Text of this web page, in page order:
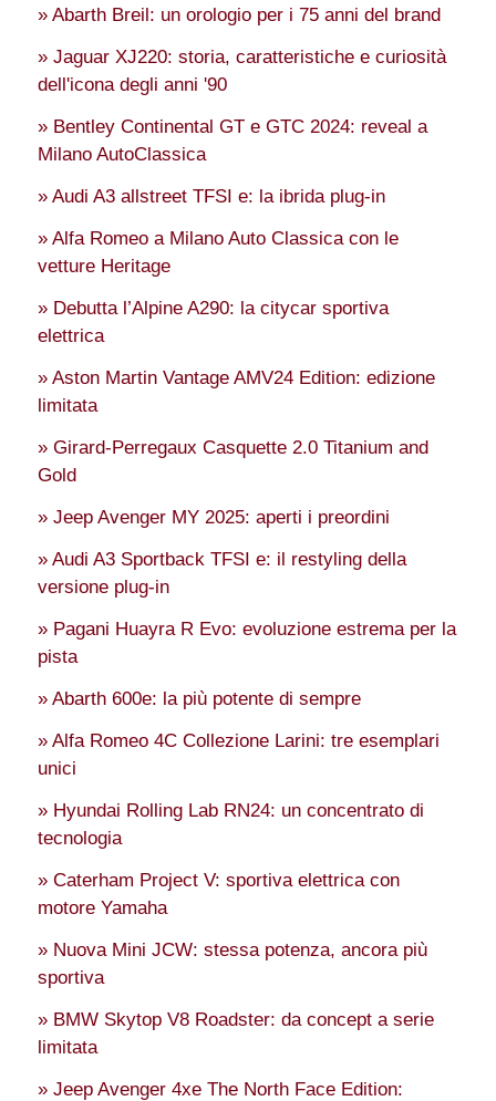
» Abarth Breil: un orologio per i 75 anni del brand
» Jaguar XJ220: storia, caratteristiche e curiosità
dell'icona degli anni '90
» Bentley Continental GT e GTC 2024: reveal a
Milano AutoClassica
» Audi A3 allstreet TFSI e: la ibrida plug-in
» Alfa Romeo a Milano Auto Classica con le
vetture Heritage
» Debutta l’Alpine A290: la citycar sportiva
elettrica
» Aston Martin Vantage AMV24 Edition: edizione
limitata
» Girard-Perregaux Casquette 2.0 Titanium and
Gold
» Jeep Avenger MY 2025: aperti i preordini
» Audi A3 Sportback TFSI e: il restyling della
versione plug-in
» Pagani Huayra R Evo: evoluzione estrema per la
pista
» Abarth 600e: la più potente di sempre
» Alfa Romeo 4C Collezione Larini: tre esemplari
unici
» Hyundai Rolling Lab RN24: un concentrato di
tecnologia
» Caterham Project V: sportiva elettrica con
motore Yamaha
» Nuova Mini JCW: stessa potenza, ancora più
sportiva
» BMW Skytop V8 Roadster: da concept a serie
limitata
» Jeep Avenger 4xe The North Face Edition: